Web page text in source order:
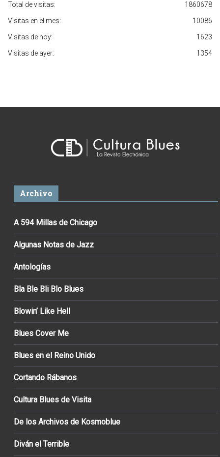
1860678
Total de visitas:
10086
Visitas en el mes:
1623
Visitas de hoy:
1354
Visitas de ayer:
Archivo
A 594 Millas de Chicago
Algunas Notas de Jazz
Antologías
Bla Ble Bli Blo Blues
Blowin’ Like Hell
Blues Cover Me
Blues en el Reino Unido
Cortando Rábanos
Cultura Blues de Visita
De los Archivos de Kosmoblue
Diván el Terrible